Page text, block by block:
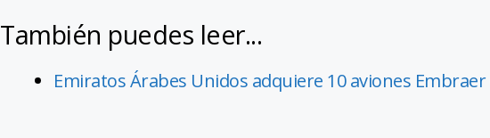
También puedes leer...
Emiratos Árabes Unidos adquiere 10 aviones